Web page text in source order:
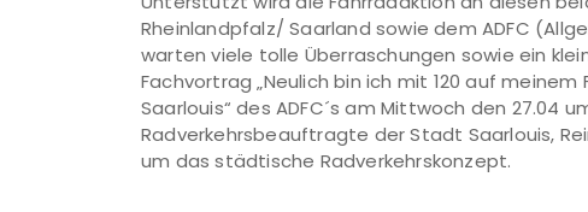
Rheinlandpfalz/ Saarland sowie dem ADFC
warten viele tolle Überraschungen sowie ein
Fachvortrag „Neulich bin ich mit 120 auf
Saarlouis“ des ADFC´s am Mittwoch den 27.04
Radverkehrsbeauftragte der Stadt Saarlouis,
um das städtische Radverkehrskonzept.